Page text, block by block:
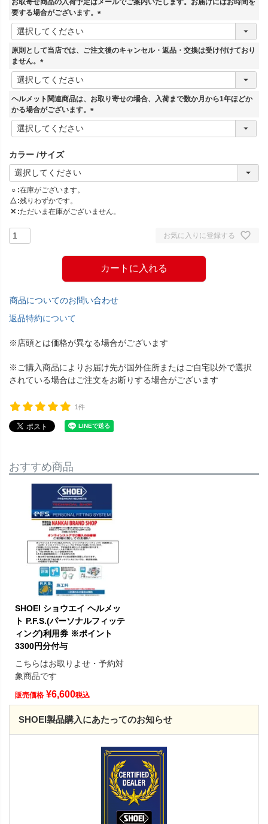
お取寄せ商品の入荷予定はメールでご案内いたします。お届けにはお時間を
要する場合がございます。
(
須
原則として当店では、ご注文後のキャンセル・返品・交換は受け付けており
ません。
(
必
須
)
ヘルメット関連商品は、お取り寄せの場合、入荷まで数か月から1年ほどか
かる場合がございます。
(
カラー サイズ
○ 在庫がございます。
△ 残りわずかです。
✕ ただいま在庫がございません。
お気に入りに登録する
カートに入れる
商品についてのお問い合わせ
返品特約について
※店頭とは価格が異なる場合がございます
※ご購入商品によりお届け先が国外住所またはご自宅以外で選択
されている場合はご注文をお断りする場合がございます
1件
おすすめ商品
SHOEI ショウエイ ヘルメッ
ト P.F.S.(パーソナルフィッテ
ィング)利用券 ※ポイント
3300円分付与
こちらはお取りよせ・予約対
象商品です
販売価格 ¥6,600税込
SHOEI製品購入にあたってのお知らせ